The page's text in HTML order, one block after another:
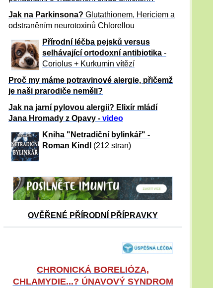
Jak na Parkinsona? Glutathionem, Hericiem a
odstraněním neurotoxinů Chlorellou
Přírodní léčba pejsků versus
selhávající ortodoxní antibiotika -
Coriolus + Kurkumin vítězí
Proč my máme potravinové alergie, přičemž
je naši prarodiče neměli?
Jak na jarní pylovou alergii? Elixír mládí
Jana Hromady z Opavy - video
Kniha "Netradiční bylinkář" -
Roman Kindl
(212 stran)
OVĚŘENÉ PŘÍRODNÍ PŘÍPRAVKY
CHRONICKÁ BORELIÓZA,
CHLAMYDIE...? ÚNAVOVÝ SYNDROM